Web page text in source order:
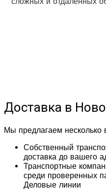
Доставка в
Мы предлагаем несколько
Собственный
доставка до вашего
Транспортные
среди проверенных
Деловые линии